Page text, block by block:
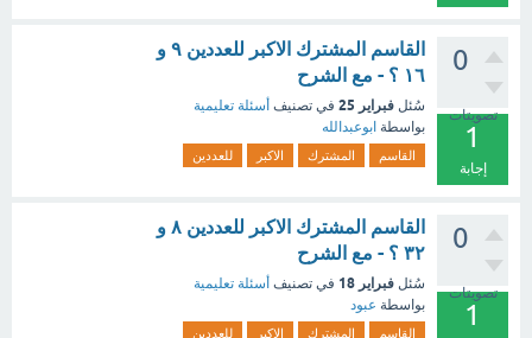
0
تصويتات
1
إجابة
القاسم المشترك الاكبر للعددين ٩ و
١٦ ؟ - مع الشرح
سُئل فبراير 25 في تصنيف أسئلة تعليمية
بواسطة ابوعبدالله
القاسم المشترك الاكبر للعددين
0
تصويتات
1
القاسم المشترك الاكبر للعددين ٨ و
٣٢ ؟ - مع الشرح
سُئل فبراير 18 في تصنيف أسئلة تعليمية
بواسطة عبود
القاسم المشترك الاكبر للعددين